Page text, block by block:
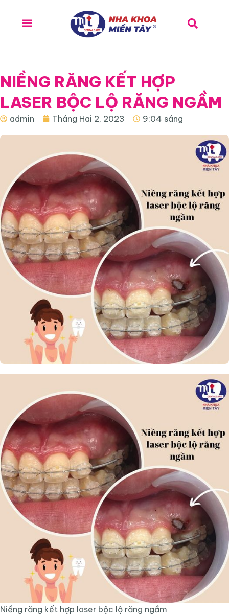
NIỀNG RĂNG KẾT HỢP
LASER BỘC LỘ RĂNG NGẦM
admin Tháng Hai 2, 2023 9:04 sáng
Niềng răng kết hợp laser bộc lộ răng ngầm